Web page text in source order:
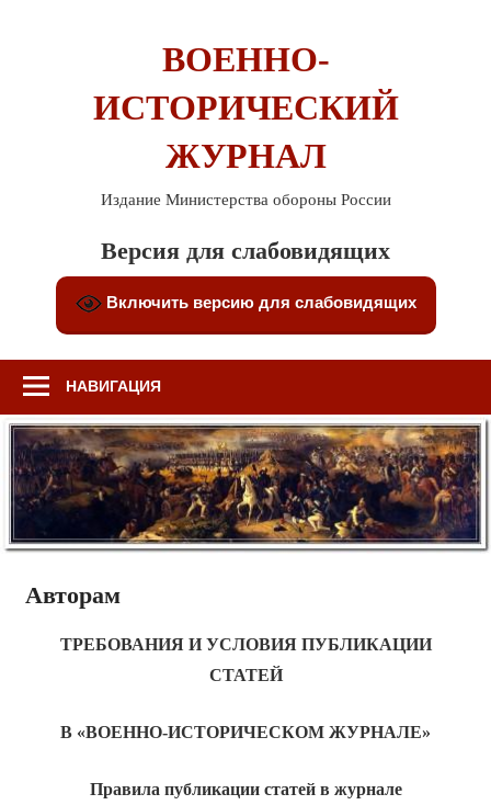
ВОЕННО-
ИСТОРИЧЕСКИЙ
ЖУРНАЛ
Издание Министерства обороны России
Версия для слабовидящих
Включить версию для слабовидящих
НАВИГАЦИЯ
Авторам
ТРЕБОВАНИЯ И УСЛОВИЯ ПУБЛИКАЦИИ
СТАТЕЙ
В «ВОЕННО-ИСТОРИЧЕСКОМ ЖУРНАЛЕ»
Правила публикации статей в журнале